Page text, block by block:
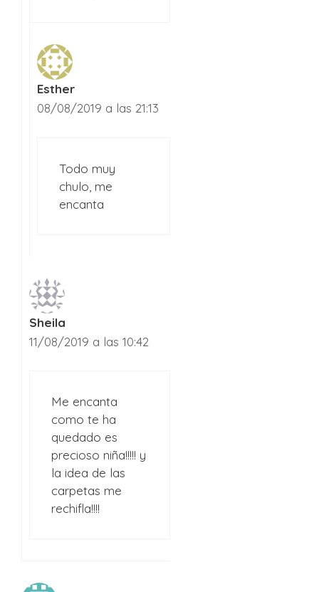
Esther
08/08/2019 a las 21:13
Todo muy
chulo, me
encanta
Sheila
11/08/2019 a las 10:42
Me encanta
como te ha
quedado es
precioso niña!!!!! y
la idea de las
carpetas me
rechifla!!!!